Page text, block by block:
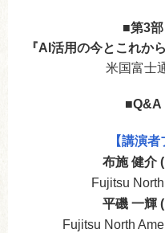
■第3
『AI活用の今とこれか
米国富士
■Q&A
【講演
布施 健介
Fujitsu
平磯 一輝
Fujitsu North